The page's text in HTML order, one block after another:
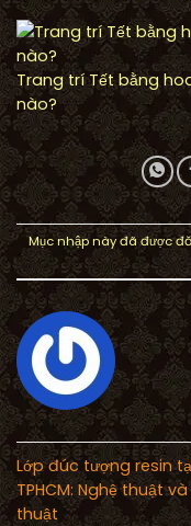
Trang trí Tết bằng
nào?
Mục nhập này đã được
Lớp đúc tượng resin
TPHCM: Nghệ thuật và
thuật